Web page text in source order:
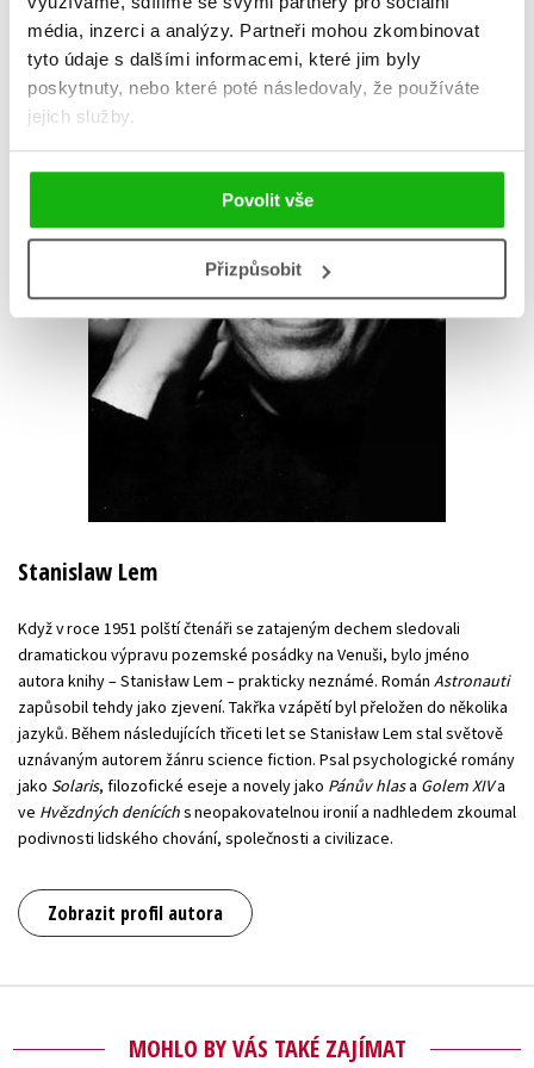
média, inzerci a analýzy. Partneři mohou zkombinovat
tyto údaje s dalšími informacemi, které jim byly
poskytnuty, nebo které poté následovaly, že používáte
jejich služby.
Povolit vše
Přizpůsobit
AUTOR KNIHY
Stanislaw Lem
Když v roce 1951 polští čtenáři se zatajeným dechem sledovali
dramatickou výpravu pozemské posádky na Venuši, bylo jméno
autora knihy – Stanisław Lem – prakticky neznámé. Román Astronauti
zapůsobil tehdy jako zjevení. Takřka vzápětí byl přeložen do několika
jazyků. Během následujících třiceti let se Stanisław Lem stal světově
uznávaným autorem žánru science fiction. Psal psychologické romány
jako Solaris, filozofické eseje a novely jako Pánův hlasa Golem XIVa
ve Hvězdných denícíchs neopakovatelnou ironií a nadhledem zkoumal
podivnosti lidského chování, společnosti a civilizace.
Zobrazit profil autora
MOHLO BY VÁS TAKÉ ZAJÍMAT